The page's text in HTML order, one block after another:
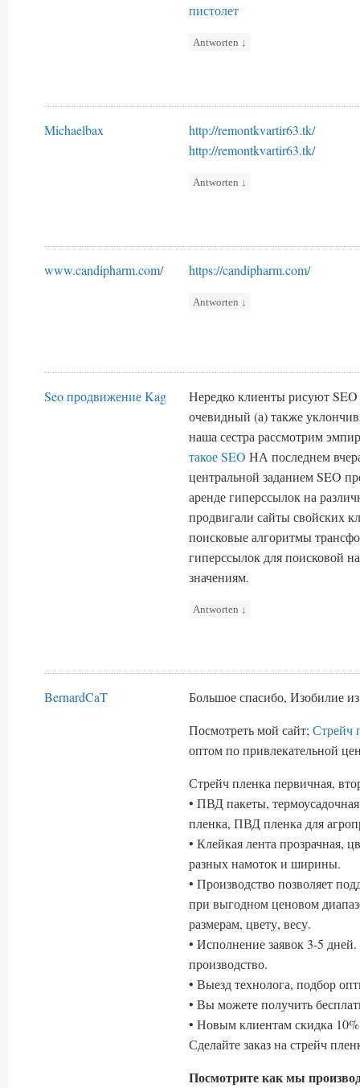
пистолет
Antworten ↓
Michaelbax
http://remontkvartir63.tk/
http://remontkvartir63.tk/
Antworten ↓
www.candipharm.com/ https://candipharm.com/
Antworten ↓
Seo продвижение Kag
Нередко клиенты рисуют
очевидный (а) также
наша сестра рассмотрим
такое SEO НА последнем
центральной заданием SEO
аренде гиперссылок на
продвигали сайты свойских
поисковые алгоритмы
гиперссылок для поисковой
значениям.
Antworten ↓
BernardCaT
Большое спасибо, Изобилие
Посмотреть мой сайт;Стрейч
оптом по привлекательной
Стрейч пленка первичная,
• ПВД пакеты,
пленка, ПВД пленка для
• Клейкая лента прозрачная,
разных намоток и ширины.
• Производство позволяет
при выгодном ценовом
размерам, цвету, весу.
• Исполнение заявок 3-5
производство.
• Выезд технолога, подбор
• Вы можете получить
• Новым клиентам скидка 10%
Сделайте заказ на стрейч
Посмотрите как мы